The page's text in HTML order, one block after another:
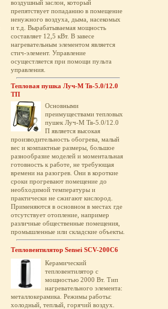
воздушный заслон, который
препятствует попаданию в помещение
ненужного воздуха, дыма, насекомых
и т.д. Вырабатываемая мощность
составляет 12,5 кВт. В завесе
нагревательным элементом является
стич-элемент. Управление
осущестляется при помощи пульта
управления.
Тепловая пушка Луч-М Тв-5.0/12.0
ТП
Основными
преимуществами тепловых
пушек Луч-М Тв-5.0/12.0
П является высокая
производительность обогрева, малый
вес и компактные размеры, большое
разнообразие моделей и моментальная
готовность к работе, не требующая
времени на разогрев. Они в короткие
сроки прогревают помещение до
необходимой температуры и
практически не сжигают кислород.
Применяются в основном в местах где
отсутствует отопление, например
различные общественные помещения,
промышленные или складские объекты.
Тепловентилятор Sensei SCV-200C6
Керамический
тепловентилятор с
мощностью 2000 Вт. Тип
нагревательного элемента:
металлокерамика. Режимы работы:
холодный, теплый, горячий воздух.